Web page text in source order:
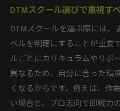
DTMスクールで叶え
ット
初心者からプロま
の特徴
DTMスクールのレ
マンツーマンレッ
秘訣
DTMスクール選びで重視す
DTMスクールを選ぶ際には、
ベルを明確にすることが重要
ルごとにカリキュラムやサポ
異なるため、自分に合った環
くなるからです。例えば、作
い場合と、プロ志向で即戦力